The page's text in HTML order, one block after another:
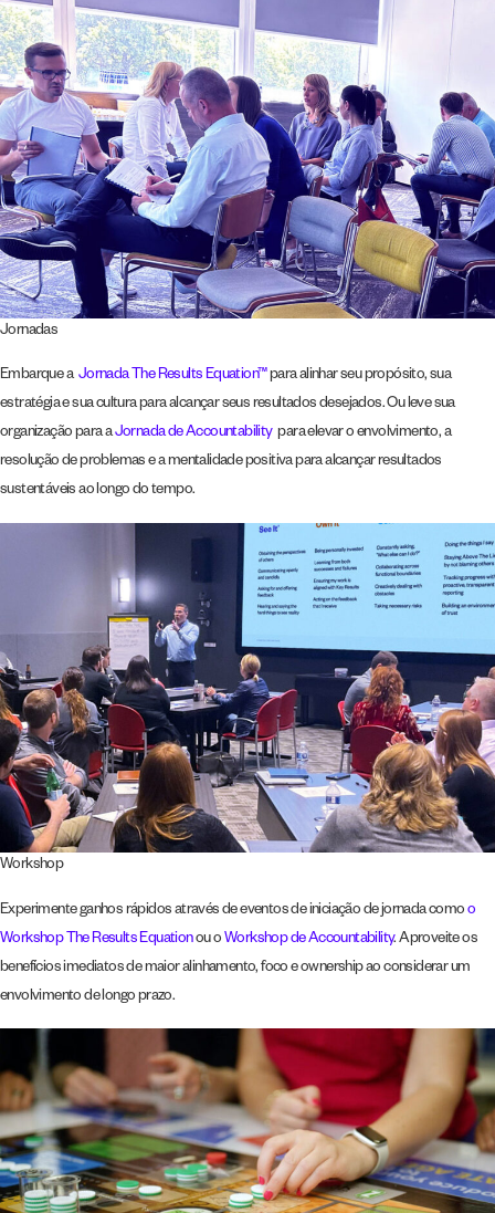
Jornadas
Embarque a Jornada The Results Equation™para alinhar seu propósito, sua
estratégia e sua cultura para alcançar seus resultados desejados. Ou leve sua
organização para aJornada de Accountability para elevar o envolvimento, a
resolução de problemas e a mentalidade positiva para alcançar resultados
sustentáveis ao longo do tempo.
Workshop
Experimente ganhos rápidos através de eventos de iniciação de jornada como o
Workshop The Results Equationou o Workshop de Accountability. Aproveite os
benefícios imediatos de maior alinhamento, foco e ownership ao considerar um
envolvimento de longo prazo.